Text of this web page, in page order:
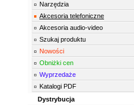
Narzędzia
Akcesoria telefoniczne
Akcesoria audio-video
Szukaj produktu
Nowości
Obniżki cen
Wyprzedaże
Katalogi PDF
Dystrybucja